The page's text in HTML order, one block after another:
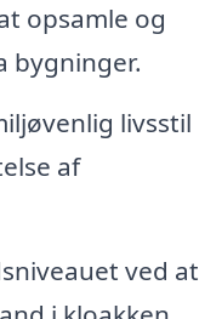
opsamle og
bygninger.
livsstil
af
ved at